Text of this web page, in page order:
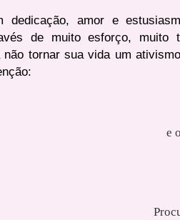
dedicação, amor e
de muito esforço, muito
não tornar sua vida um
e